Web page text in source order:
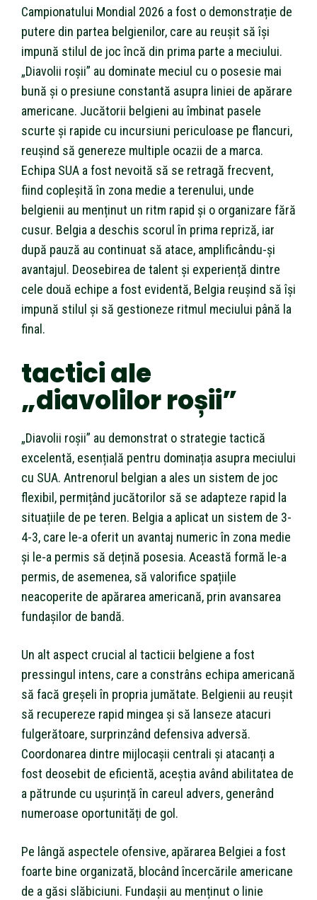
Campionatului Mondial 2026 a fost o demonstrație de
putere din partea belgienilor, care au reușit să își
impună stilul de joc încă din prima parte a meciului.
„Diavolii roșii” au dominate meciul cu o posesie mai
bună și o presiune constantă asupra liniei de apărare
americane. Jucătorii belgieni au îmbinat pasele
scurte și rapide cu incursiuni periculoase pe flancuri,
reușind să genereze multiple ocazii de a marca.
Echipa SUA a fost nevoită să se retragă frecvent,
fiind copleșită în zona medie a terenului, unde
belgienii au menținut un ritm rapid și o organizare fără
cusur. Belgia a deschis scorul în prima repriză, iar
după pauză au continuat să atace, amplificându-și
avantajul. Deosebirea de talent și experiență dintre
cele două echipe a fost evidentă, Belgia reușind să își
impună stilul și să gestioneze ritmul meciului până la
final.
tactici ale
„diavolilor roșii”
„Diavolii roșii” au demonstrat o strategie tactică
excelentă, esențială pentru dominația asupra meciului
cu SUA. Antrenorul belgian a ales un sistem de joc
flexibil, permițând jucătorilor să se adapteze rapid la
situațiile de pe teren. Belgia a aplicat un sistem de 3-
4-3, care le-a oferit un avantaj numeric în zona medie
și le-a permis să dețină posesia. Această formă le-a
permis, de asemenea, să valorifice spațiile
neacoperite de apărarea americană, prin avansarea
fundașilor de bandă.
Un alt aspect crucial al tacticii belgiene a fost
pressingul intens, care a constrâns echipa americană
să facă greșeli în propria jumătate. Belgienii au reușit
să recupereze rapid mingea și să lanseze atacuri
fulgerătoare, surprinzând defensiva adversă.
Coordonarea dintre mijlocașii centrali și atacanți a
fost deosebit de eficientă, aceștia având abilitatea de
a pătrunde cu ușurință în careul advers, generând
numeroase oportunități de gol.
Pe lângă aspectele ofensive, apărarea Belgiei a fost
foarte bine organizată, blocând încercările americane
de a găsi slăbiciuni. Fundașii au menținut o linie